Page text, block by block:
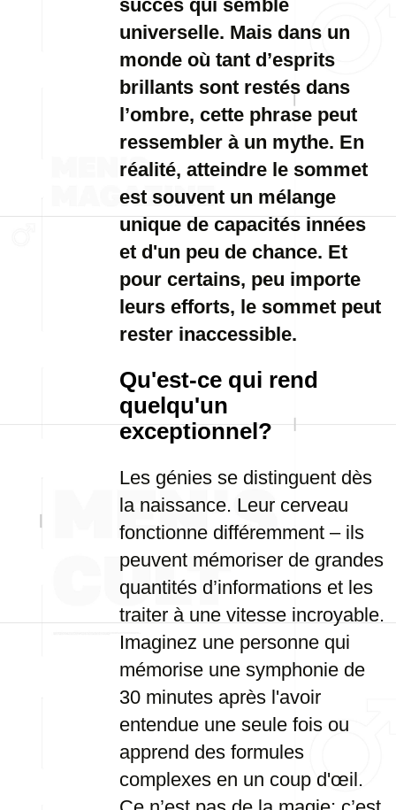
succès qui semble
universelle. Mais dans un
monde où tant d’esprits
brillants sont restés dans
l’ombre, cette phrase peut
ressembler à un mythe. En
réalité, atteindre le sommet
est souvent un mélange
unique de capacités innées
et d'un peu de chance. Et
pour certains, peu importe
leurs efforts, le sommet peut
rester inaccessible.
Qu'est-ce qui rend
quelqu'un
exceptionnel?
Les génies se distinguent dès
la naissance. Leur cerveau
fonctionne différemment – ils
peuvent mémoriser de grandes
quantités d’informations et les
traiter à une vitesse incroyable.
Imaginez une personne qui
mémorise une symphonie de
30 minutes après l'avoir
entendue une seule fois ou
apprend des formules
complexes en un coup d'œil.